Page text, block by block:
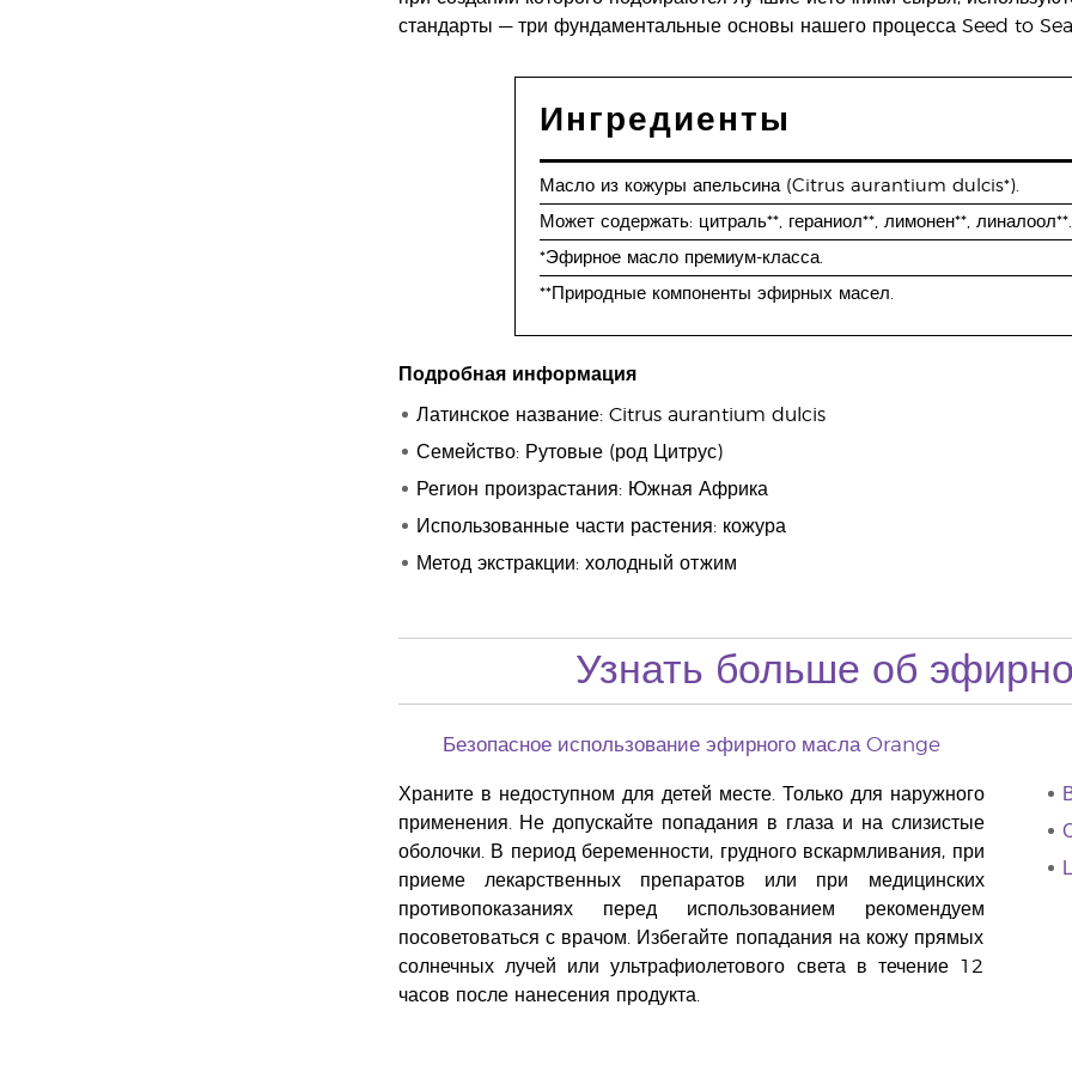
стандарты — три фундаментальные основы нашего процесса Seed to
Ингредиенты
Масло из кожуры апельсина (Citrus aurantium dulcis*).
Может содержать: цитраль**, гераниол**, лимонен**, линалоол**.
*Эфирное масло премиум-класса.
**Природные компоненты эфирных масел.
Подробная информация
Латинское название: Citrus aurantium dulcis
Семейство: Рутовые (род Цитрус)
Регион произрастания: Южная Африка
Использованные части растения: кожура
Метод экстракции: холодный отжим
Узнать больше об
Безопасное использование эфирного масла Orange
Храните в недоступном для детей месте. Только для наружного
применения. Не допускайте попадания в глаза и на слизистые
оболочки. В период беременности, грудного вскармливания, при
приеме лекарственных препаратов или при медицинских
противопоказаниях перед использованием рекомендуем
посоветоваться с врачом. Избегайте попадания на кожу прямых
солнечных лучей или ультрафиолетового света в течение 12
часов после нанесения продукта.